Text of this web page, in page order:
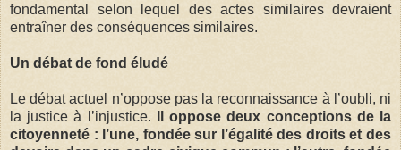
fondamental selon lequel des actes similaires devraient
entraîner des conséquences similaires.
Un débat de fond éludé
Le débat actuel n’oppose pas la reconnaissance à l’oubli, ni
la justice à l’injustice.
Il oppose deux conceptions de la
citoyenneté : l’une, fondée sur l’égalité des droits et des